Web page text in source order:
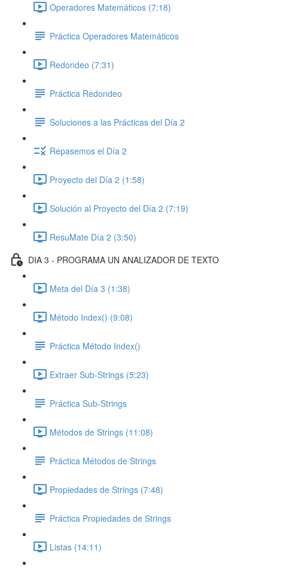
Operadores Matemáticos (7:18)
Práctica Operadores Matemáticos
Redondeo (7:31)
Práctica Redondeo
Soluciones a las Prácticas del Día 2
Repasemos el Día 2
Proyecto del Día 2 (1:58)
Solución al Proyecto del Día 2 (7:19)
ResuMate Día 2 (3:50)
DIA 3 - PROGRAMA UN ANALIZADOR DE TEXTO
Meta del Día 3 (1:38)
Método Index() (9:08)
Práctica Método Index()
Extraer Sub-Strings (5:23)
Práctica Sub-Strings
Métodos de Strings (11:08)
Práctica Métodos de Strings
Propiedades de Strings (7:48)
Práctica Propiedades de Strings
Listas (14:11)